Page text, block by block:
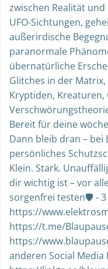
zwischen Realität
UFO-Sichtungen,
außerirdische
paranormale
übernatürliche
Glitches in der
Kryptiden, Kreaturen,
Bereit für deine
Dann bleib dran – bei
persönliches
Klein. Stark.
dir wichtig ist – vor
sorgenfrei testen🛡 -
https://
https://t.me/
https://
anderen Social Media